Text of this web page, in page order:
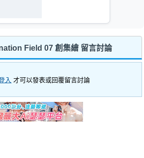
Field 07 創集繪 留言討論
入 才可以發表或回覆留言討論